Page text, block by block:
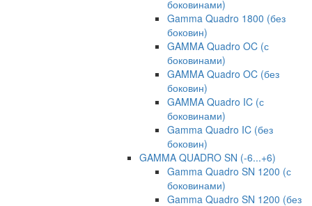
боковинами)
Gamma Quadro 1800 (без
боковин)
GAMMA Quadro OC (с
боковинами)
GAMMA Quadro OC (без
боковин)
GAMMA Quadro IC (с
боковинами)
Gamma Quadro IC (без
боковин)
GAMMA QUADRO SN (-6...+6)
Gamma Quadro SN 1200 (с
боковинами)
Gamma Quadro SN 1200 (без